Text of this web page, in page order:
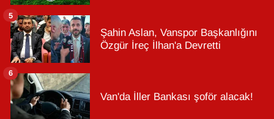
Şahin Aslan, Vanspor Başkanlığını
Özgür İreç İlhan'a Devretti
5
Van'da İller Bankası şoför alacak!
6